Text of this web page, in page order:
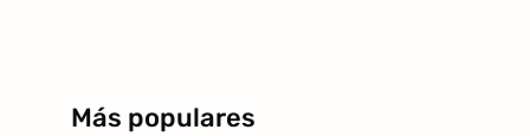
Más populares